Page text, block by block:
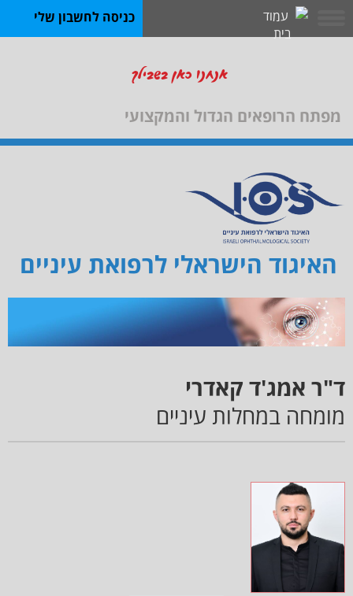
כניסה לחשבון שלי
אנחנו כאן בשבילך
מפתח הרופאים הגדול והמקצועי
האיגוד הישראלי לרפואת עיניים
ד"ר אמג'ד קאדרי
מומחה במחלות עיניים